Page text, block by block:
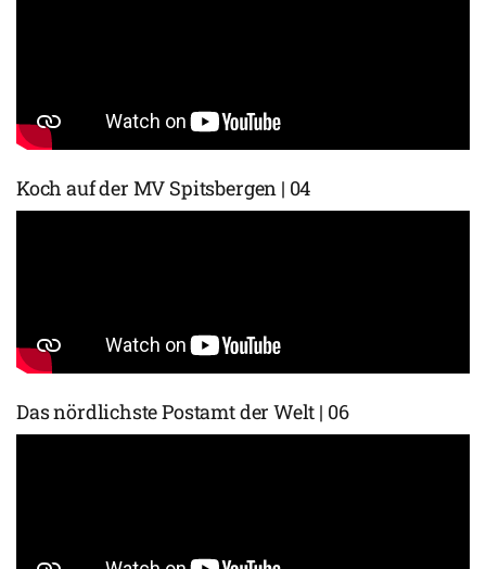
Koch auf der MV Spitsbergen | 04
Das nördlichste Postamt der Welt | 06